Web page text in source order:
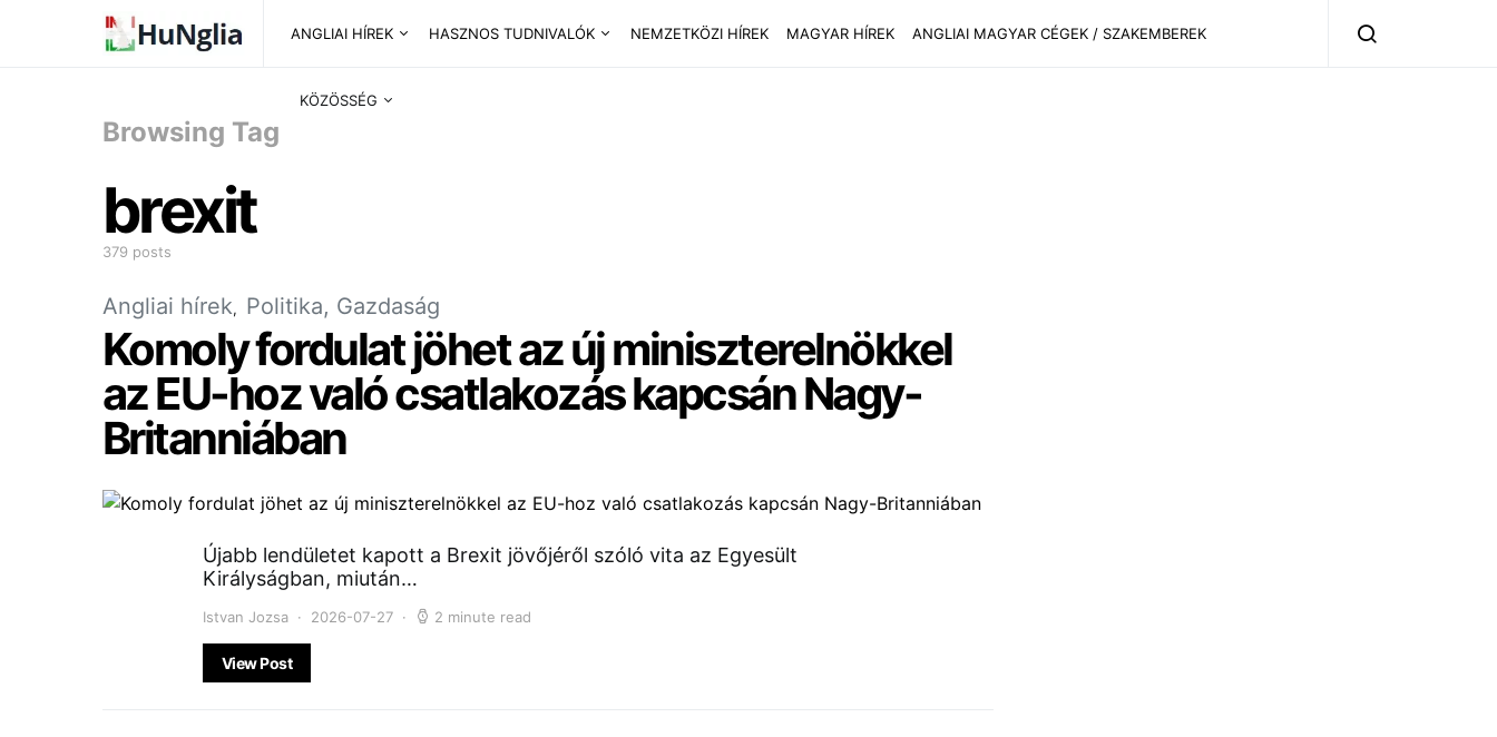
ANGLIAI HÍREK HASZNOS TUDNIVALÓK NEMZETKÖZI HÍREK MAGYAR HÍREK ANGLIAI MAGYAR CÉGEK / SZAKEMBEREK
KÖZÖSSÉG
Browsing Tag
brexit
379 posts
Angliai hírek Politika, Gazdaság
Komoly fordulat jöhet az új miniszterelnökkel
az EU-hoz való csatlakozás kapcsán Nagy-
Britanniában
Újabb lendületet kapott a Brexit jövőjéről szóló vita az Egyesült
Királyságban, miután…
Istvan Jozsa 2026-07-27 2 minute read
View Post